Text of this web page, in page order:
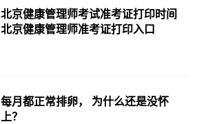
北京健康管理师考试准考证打印时间
北京健康管理师准考证打印入口
每月都正常排卵， 为什么还是没怀
上？